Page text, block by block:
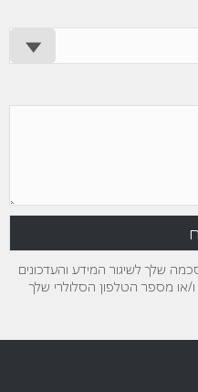
שלך לשיגור המידע והעדכונים
או מספר הטלפון הסלולרי שלך